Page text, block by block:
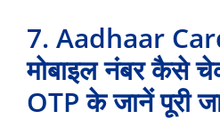
7. Aadhaar
मोबाइल नंबर कैसे
OTP के जानें पूरी